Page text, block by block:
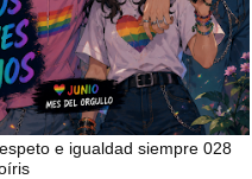
e igualdad siempre 028